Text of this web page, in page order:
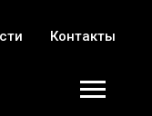
Контакты